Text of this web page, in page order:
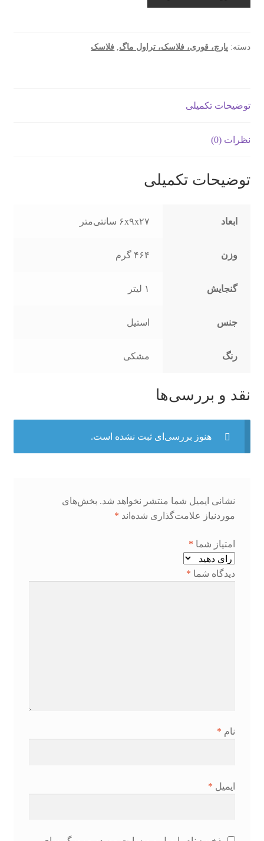
گنجایش
دسته: پارچ، قوری، فلاسک، تراول ماگ, فلاسک
توضیحات تکمیلی
نظرات (0)
توضیحات تکمیلی
ابعاد ۶x۹x۲۷ سانتی‌متر
وزن ۴۶۴ گرم
گنجایش ۱ لیتر
جنس استیل
رنگ مشکی
نقد و بررسی‌ها
هنوز بررسی‌ای ثبت نشده است.
نشانی ایمیل شما منتشر نخواهد شد. بخش‌های
موردنیاز علامت‌گذاری شده‌اند *
امتیاز شما *
دیدگاه شما *
نام *
ایمیل *